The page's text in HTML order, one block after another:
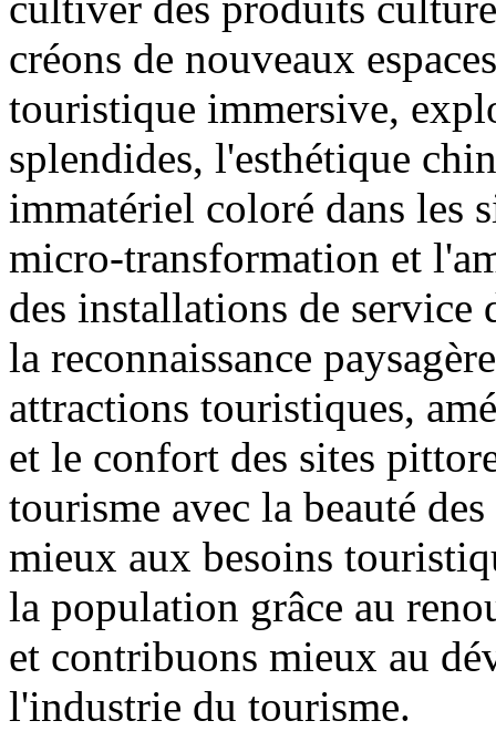
créons de nouveaux
touristique immersive,
splendides, l'esthétique
immatériel coloré dans les
micro-transformation et
des installations de service
la reconnaissance
attractions touristiques,
et le confort des sites
tourisme avec la beauté
mieux aux besoins
la population grâce au
et contribuons mieux au
l'industrie du tourisme.